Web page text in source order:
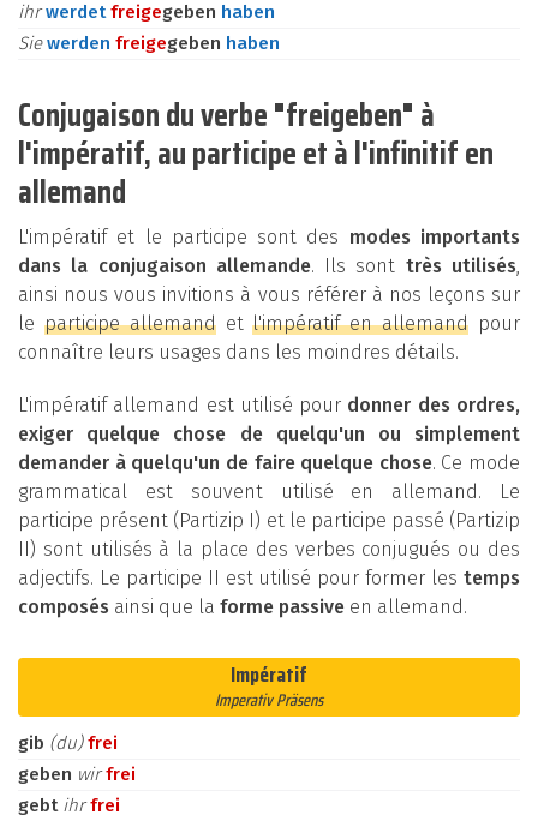
ihrwerdetfreigegeben haben
Siewerden freigegeben haben
Conjugaison du verbe "freigeben" à
l'impératif, au participe et à l'infinitif en
allemand
L'impératif et le participe sont des modes importants
dans la conjugaison allemande. Ils sont très utilisés,
ainsi nous vous invitions à vous référer à nos leçons sur
le participe allemandetl'impératif en allemand pour
connaître leurs usages dans les moindres détails.
L'impératif allemand est utilisé pour donner des ordres,
exiger quelque chose de quelqu'un ou simplement
demander à quelqu'un de faire quelque chose. Ce mode
grammatical est souvent utilisé en allemand. Le
participe présent (Partizip I) et le participe passé (Partizip
II) sont utilisés à la place des verbes conjugués ou des
adjectifs. Le participe II est utilisé pour former les temps
composés ainsi que la forme passive en allemand.
Impératif
Imperativ Präsens
gib (du)frei
geben wirfrei
gebt ihrfrei